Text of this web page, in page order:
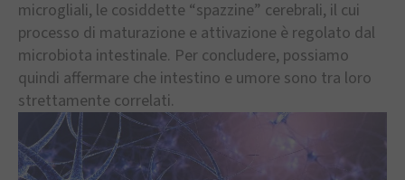
microgliali, le cosiddette “spazzine” cerebrali, il cui
processo di maturazione e attivazione è regolato dal
microbiota intestinale. Per concludere, possiamo
quindi affermare che intestino e umore sono tra loro
strettamente correlati.